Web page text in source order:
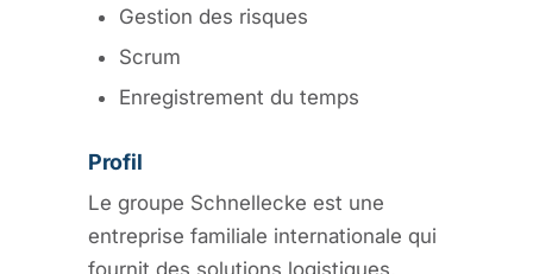
Gestion des risques
Scrum
Enregistrement du temps
Profil
Le groupe Schnellecke est une
entreprise familiale internationale qui
fournit des solutions logistiques,